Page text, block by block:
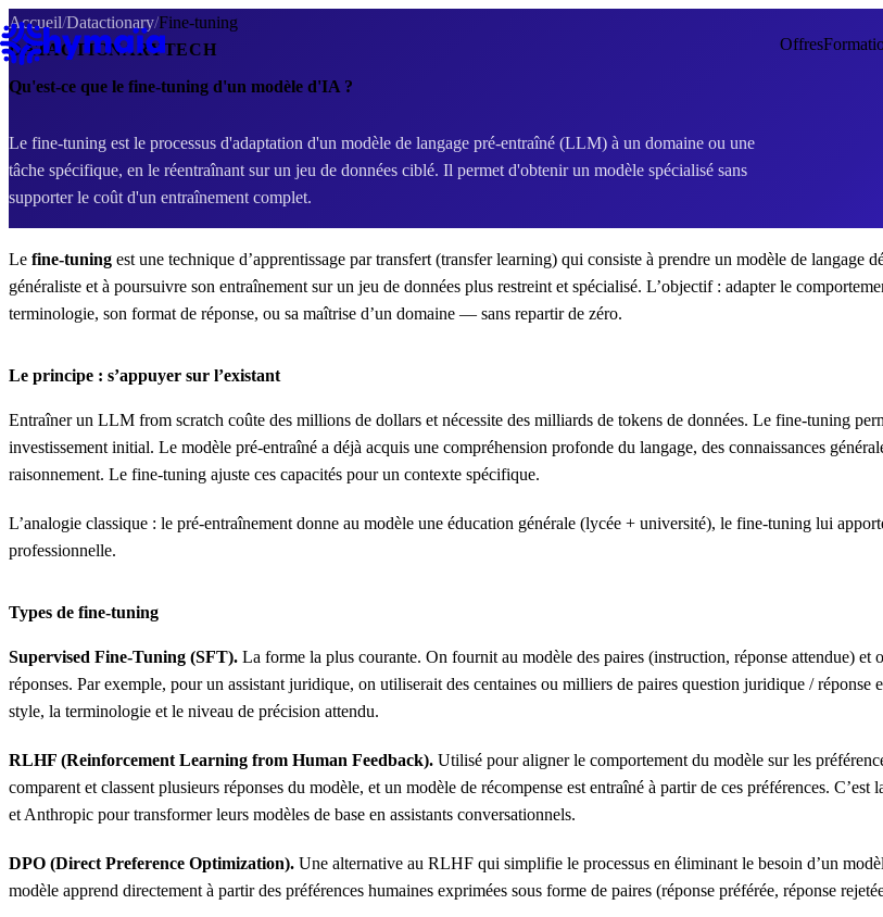
Offres
Accueil/Datactionary/Fine-tuning
DATACTIONARYTECH
Qu'est-ce que le fine-tuning d'un modèle d'IA ?
Le fine-tuning est le processus d'adaptation d'un modèle de langage pré-entraîné (LLM) à un domaine ou une
tâche spécifique, en le réentraînant sur un jeu de données ciblé. Il permet d'obtenir un modèle spécialisé sans
supporter le coût d'un entraînement complet.
Le fine-tuning est une technique d’apprentissage par transfert (transfer learning) qui consiste à prendre un modèle de langage
généraliste et à poursuivre son entraînement sur un jeu de données plus restreint et spécialisé. L’objectif : adapter le
terminologie, son format de réponse, ou sa maîtrise d’un domaine — sans repartir de zéro.
Le principe : s’appuyer sur l’existant
Entraîner un LLM from scratch coûte des millions de dollars et nécessite des milliards de tokens de données. Le fine-tuning
investissement initial. Le modèle pré-entraîné a déjà acquis une compréhension profonde du langage, des connaissances
raisonnement. Le fine-tuning ajuste ces capacités pour un contexte spécifique.
L’analogie classique : le pré-entraînement donne au modèle une éducation générale (lycée + université), le fine-tuning lui
professionnelle.
Types de fine-tuning
Supervised Fine-Tuning (SFT). La forme la plus courante. On fournit au modèle des paires (instruction, réponse attendue) et
réponses. Par exemple, pour un assistant juridique, on utiliserait des centaines ou milliers de paires question juridique / réponse
style, la terminologie et le niveau de précision attendu.
RLHF (Reinforcement Learning from Human Feedback). Utilisé pour aligner le comportement du modèle sur les
comparent et classent plusieurs réponses du modèle, et un modèle de récompense est entraîné à partir de ces préférences.
et Anthropic pour transformer leurs modèles de base en assistants conversationnels.
DPO (Direct Preference Optimization). Une alternative au RLHF qui simplifie le processus en éliminant le besoin d’un
modèle apprend directement à partir des préférences humaines exprimées sous forme de paires (réponse préférée, réponse
Panneau de gestion des cookies